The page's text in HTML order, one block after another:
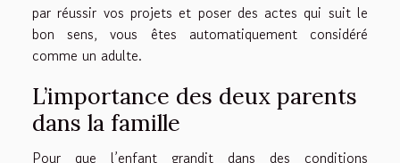
par réussir vos projets et poser des actes qui suit le
bon sens, vous êtes automatiquement considéré
comme un adulte.
L’importance des deux parents
dans la famille
Pour que l’enfant grandit dans des conditions